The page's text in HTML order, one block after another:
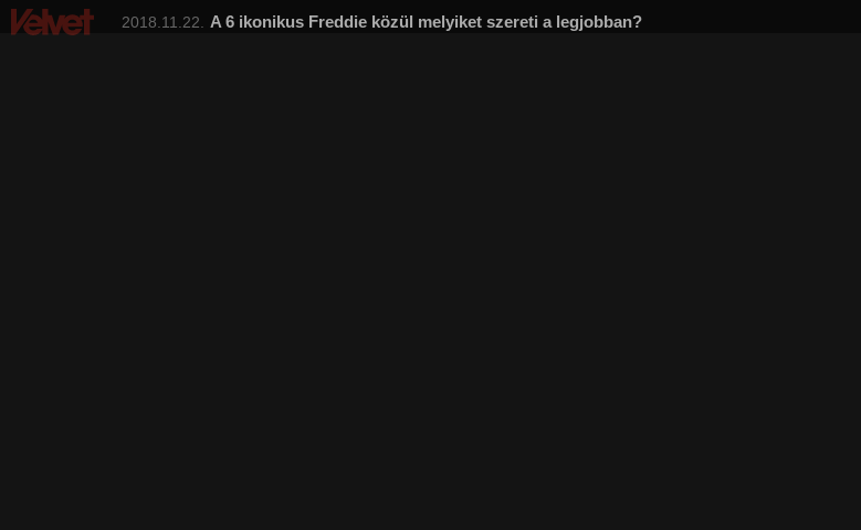
A 6 ikonikus Freddie közül melyiket szereti a legjobban?
2018.11.22.